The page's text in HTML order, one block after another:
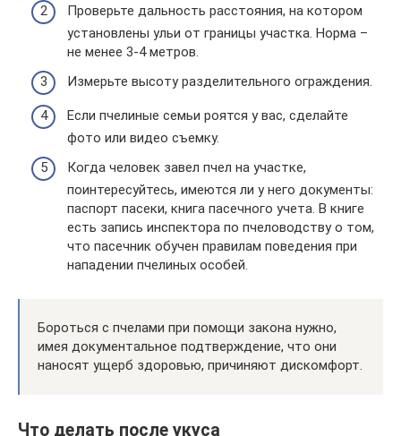
Проверьте дальность расстояния, на котором
установлены ульи от границы участка. Норма –
не менее 3-4 метров.
Измерьте высоту разделительного ограждения.
Если пчелиные семьи роятся у вас, сделайте
фото или видео съемку.
Когда человек завел пчел на участке,
поинтересуйтесь, имеются ли у него документы:
паспорт пасеки, книга пасечного учета. В книге
есть запись инспектора по пчеловодству о том,
что пасечник обучен правилам поведения при
нападении пчелиных особей.
Бороться с пчелами при помощи закона нужно,
имея документальное подтверждение, что они
наносят ущерб здоровью, причиняют дискомфорт.
Что делать после укуса